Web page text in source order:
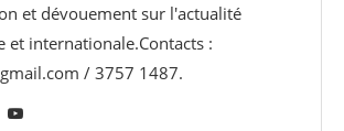
et dévouement sur l'actualité
et internationale.Contacts :
/ 3757 1487.